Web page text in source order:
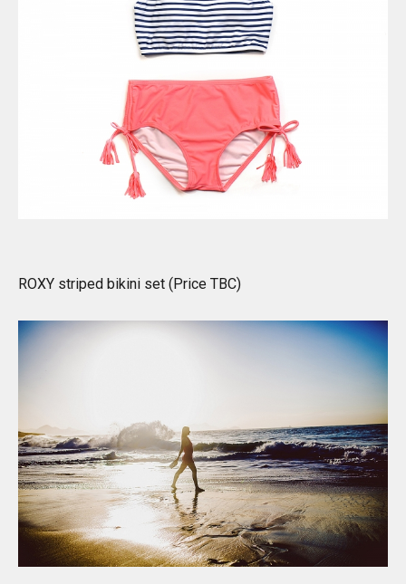
ROXY striped bikini set (Price TBC)